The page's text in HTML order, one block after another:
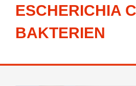
ESCHERICHIA
BAKTERIEN